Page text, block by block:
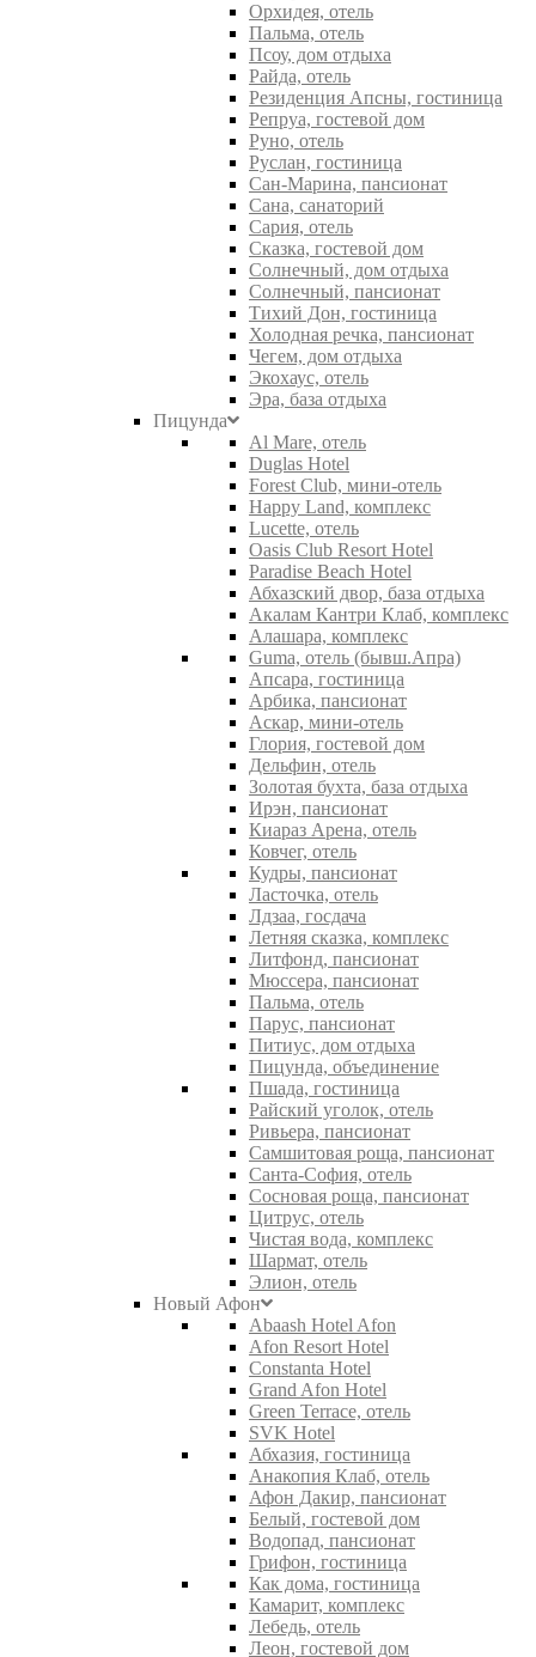
Орхидея, отель
Пальма, отель
Псоу, дом отдыха
Райда, отель
Резиденция Апсны, гостиница
Репруа, гостевой дом
Руно, отель
Руслан, гостиница
Сан-Марина, пансионат
Сана, санаторий
Сария, отель
Сказка, гостевой дом
Солнечный, дом отдыха
Солнечный, пансионат
Тихий Дон, гостиница
Холодная речка, пансионат
Чегем, дом отдыха
Экохаус, отель
Эра, база отдыха
Пицунда
Al Mare, отель
Duglas Hotel
Forest Club, мини-отель
Happy Land, комплекс
Lucette, отель
Oasis Club Resort Hotel
Paradise Beach Hotel
Абхазский двор, база отдыха
Акалам Кантри Клаб, комплекс
Алашара, комплекс
Guma, отель (бывш.Апра)
Апсара, гостиница
Арбика, пансионат
Аскар, мини-отель
Глория, гостевой дом
Дельфин, отель
Золотая бухта, база отдыха
Ирэн, пансионат
Киараз Арена, отель
Ковчег, отель
Кудры, пансионат
Ласточка, отель
Лдзаа, госдача
Летняя сказка, комплекс
Литфонд, пансионат
Мюссера, пансионат
Пальма, отель
Парус, пансионат
Питиус, дом отдыха
Пицунда, объединение
Пшада, гостиница
Райский уголок, отель
Ривьера, пансионат
Самшитовая роща, пансионат
Санта-София, отель
Сосновая роща, пансионат
Цитрус, отель
Чистая вода, комплекс
Шармат, отель
Элион, отель
Новый Афон
Abaash Hotel Afon
Afon Resort Hotel
Constanta Hotel
Grand Afon Hotel
Green Terrace, отель
SVK Hotel
Абхазия, гостиница
Анакопия Клаб, отель
Афон Дакир, пансионат
Белый, гостевой дом
Водопад, пансионат
Грифон, гостиница
Как дома, гостиница
Камарит, комплекс
Лебедь, отель
Леон, гостевой дом